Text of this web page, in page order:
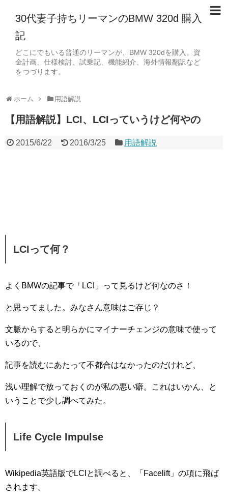
30代妻子持ちリーマンのBMW 320d 購入
記
どこにでもいる普通のリーマンが、BMW 320dを購入。資
金計画、仕様検討、試乗記、機能紹介、海外情報翻訳など
をつづります。
ホーム 用語解説
【用語解説】LCI、LCIっていうけど何やの
2015/6/22 2016/3/25 用語解説
LCIって何？
よくBMWの記事で「LCI」って見るけど何なのさ！
と思ってました。みなさん意味はご存じ？
文脈からすると明らかにマイナーチェンジの意味で使って
いるので、
記事を読むにあたって不都合はなかったのだけれど、
浅い理解で放っておくのが私の悪い癖。これはいかん、と
いうことで少し調べてみた。
Life Cycle Impulse
Wikipedia英語版でLCIと調べると、「Facelift」の項に飛ば
されます。